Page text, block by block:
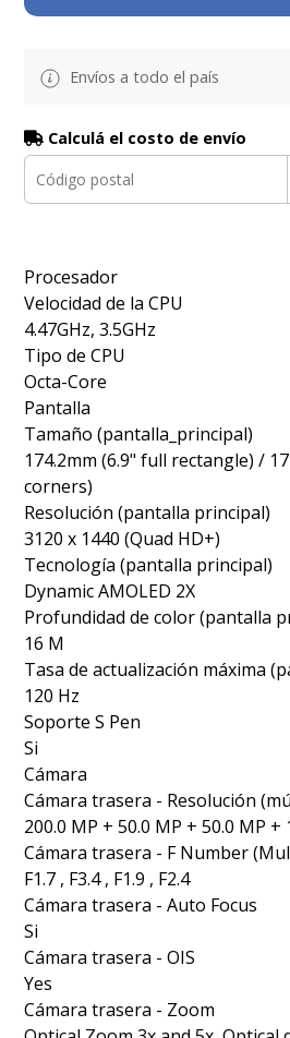
Envíos a todo el país
Calculá el costo de envío
Procesador
Velocidad de la CPU
4.47GHz, 3.5GHz
Tipo de CPU
Octa-Core
Pantalla
Tamaño (pantalla_principal)
174.2mm (6.9" full rectangle) /
corners)
Resolución (pantalla principal)
3120 x 1440 (Quad HD+)
Tecnología (pantalla principal)
Dynamic AMOLED 2X
Profundidad de color (pantalla
16 M
Tasa de actualización máxima
120 Hz
Soporte S Pen
Si
Cámara
Cámara trasera - Resolución
200.0 MP + 50.0 MP + 50.0 MP +
Cámara trasera - F Number
F1.7 , F3.4 , F1.9 , F2.4
Cámara trasera - Auto Focus
Si
Cámara trasera - OIS
Yes
Cámara trasera - Zoom